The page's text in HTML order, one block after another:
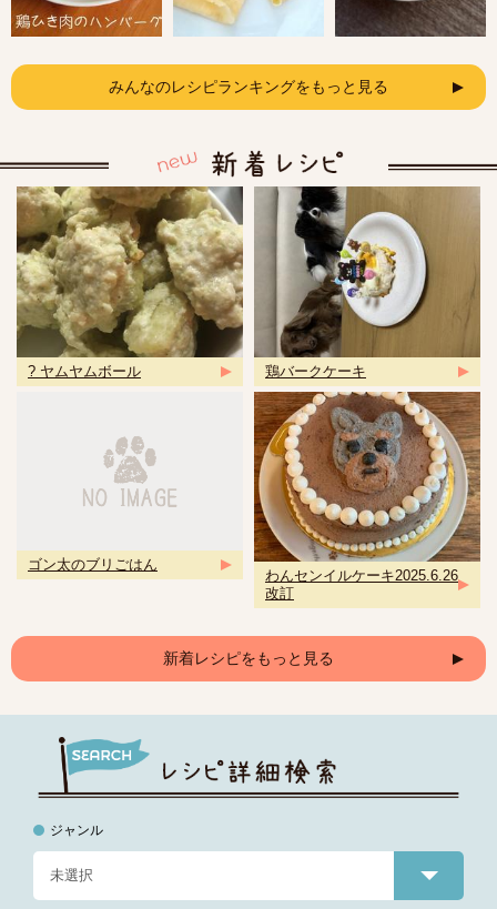
みんなのレシピランキングをもっと見る
? ヤムヤムボール 鶏バークケーキ
ゴン太のブリごはん
わんセンイルケーキ2025.6.26
改訂
新着レシピをもっと見る
ジャンル